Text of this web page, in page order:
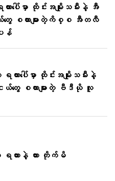
ားပေါ်မှာ ထိုင်းအမျိုးသမီးနဲ့ အီ
စကားများတဲ့ကိစ္စ အီတလီ
န်
ထားပေါ်မှာ ထိုင်းအမျိုးသမီးနဲ့
ေ စကားများတဲ့ ဗီဒီယို လူ
ရထားနဲ့ ကား တိုက်မိ